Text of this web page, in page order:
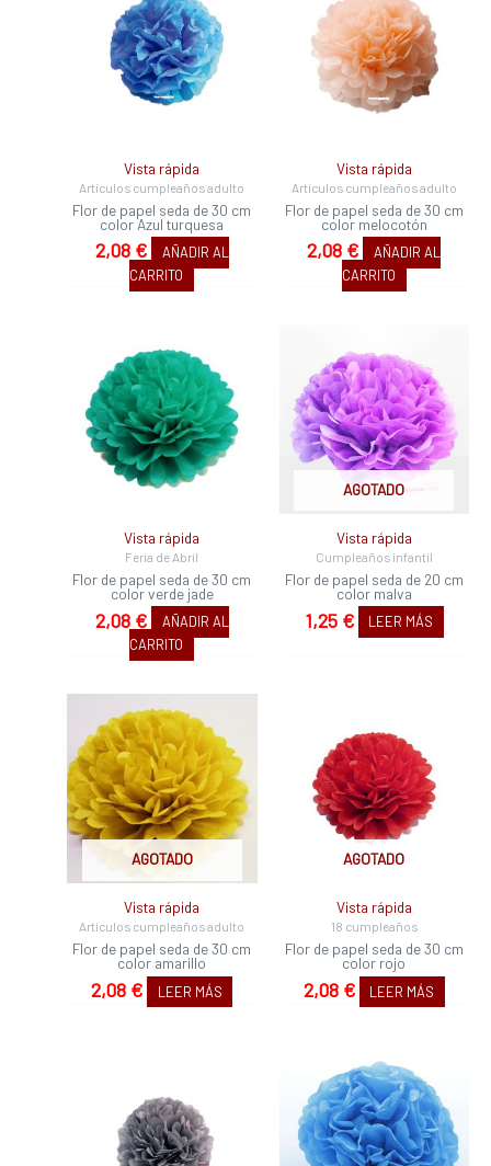
Vista rápida
Artículos cumpleaños adulto
Flor de papel seda de 30 cm
color Azul turquesa
2,08 €
AÑADIR AL
CARRITO
Vista rápida
Artículos cumpleaños adulto
Flor de papel seda de 30 cm
color melocotón
2,08 €
AÑADIR AL
CARRITO
Vista rápida
Feria de Abril
Flor de papel seda de 30 cm
color verde jade
2,08 €
AÑADIR AL
CARRITO
AGOTADO
Vista rápida
Cumpleaños infantil
Flor de papel seda de 20 cm
color malva
1,25 € LEER MÁS
AGOTADO
Vista rápida
Artículos cumpleaños adulto
Flor de papel seda de 30 cm
color amarillo
2,08 € LEER MÁS
AGOTADO
Vista rápida
18 cumpleaños
Flor de papel seda de 30 cm
color rojo
2,08 € LEER MÁS